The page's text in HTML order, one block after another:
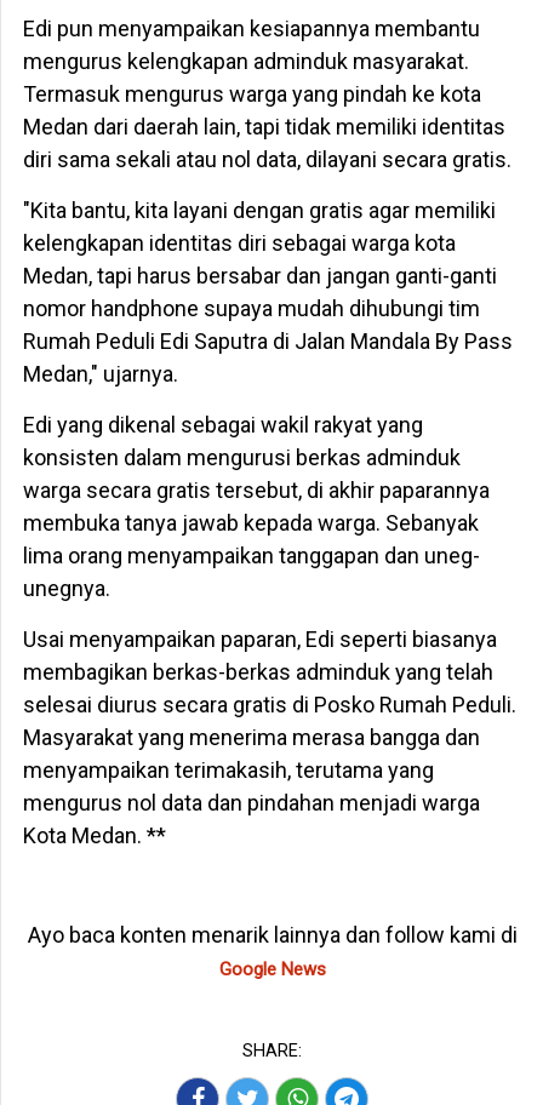
Edi pun menyampaikan kesiapannya membantu
mengurus kelengkapan adminduk masyarakat.
Termasuk mengurus warga yang pindah ke kota
Medan dari daerah lain, tapi tidak memiliki identitas
diri sama sekali atau nol data, dilayani secara gratis.
"Kita bantu, kita layani dengan gratis agar memiliki
kelengkapan identitas diri sebagai warga kota
Medan, tapi harus bersabar dan jangan ganti-ganti
nomor handphone supaya mudah dihubungi tim
Rumah Peduli Edi Saputra di Jalan Mandala By Pass
Medan," ujarnya.
Edi yang dikenal sebagai wakil rakyat yang
konsisten dalam mengurusi berkas adminduk
warga secara gratis tersebut, di akhir paparannya
membuka tanya jawab kepada warga. Sebanyak
lima orang menyampaikan tanggapan dan uneg-
unegnya.
Usai menyampaikan paparan, Edi seperti biasanya
membagikan berkas-berkas adminduk yang telah
selesai diurus secara gratis di Posko Rumah Peduli.
Masyarakat yang menerima merasa bangga dan
menyampaikan terimakasih, terutama yang
mengurus nol data dan pindahan menjadi warga
Kota Medan. **
Ayo baca konten menarik lainnya dan follow kami di
Google News
SHARE: